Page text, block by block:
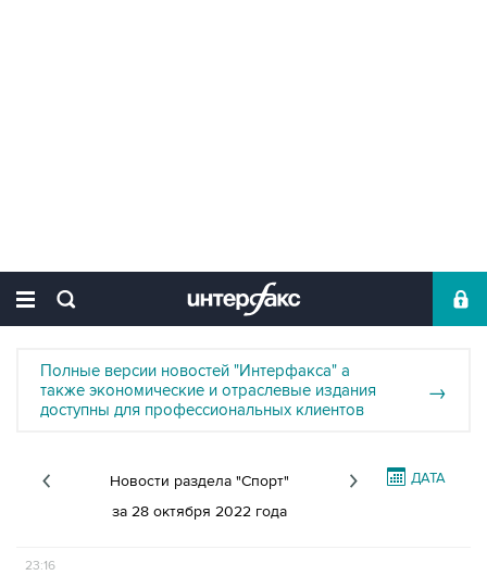
Полные версии новостей "Интерфакса" а
также экономические и отраслевые издания
доступны для профессиональных клиентов
→
Новости раздела "Спорт"
за 28 октября 2022 года
ДАТА
23:16